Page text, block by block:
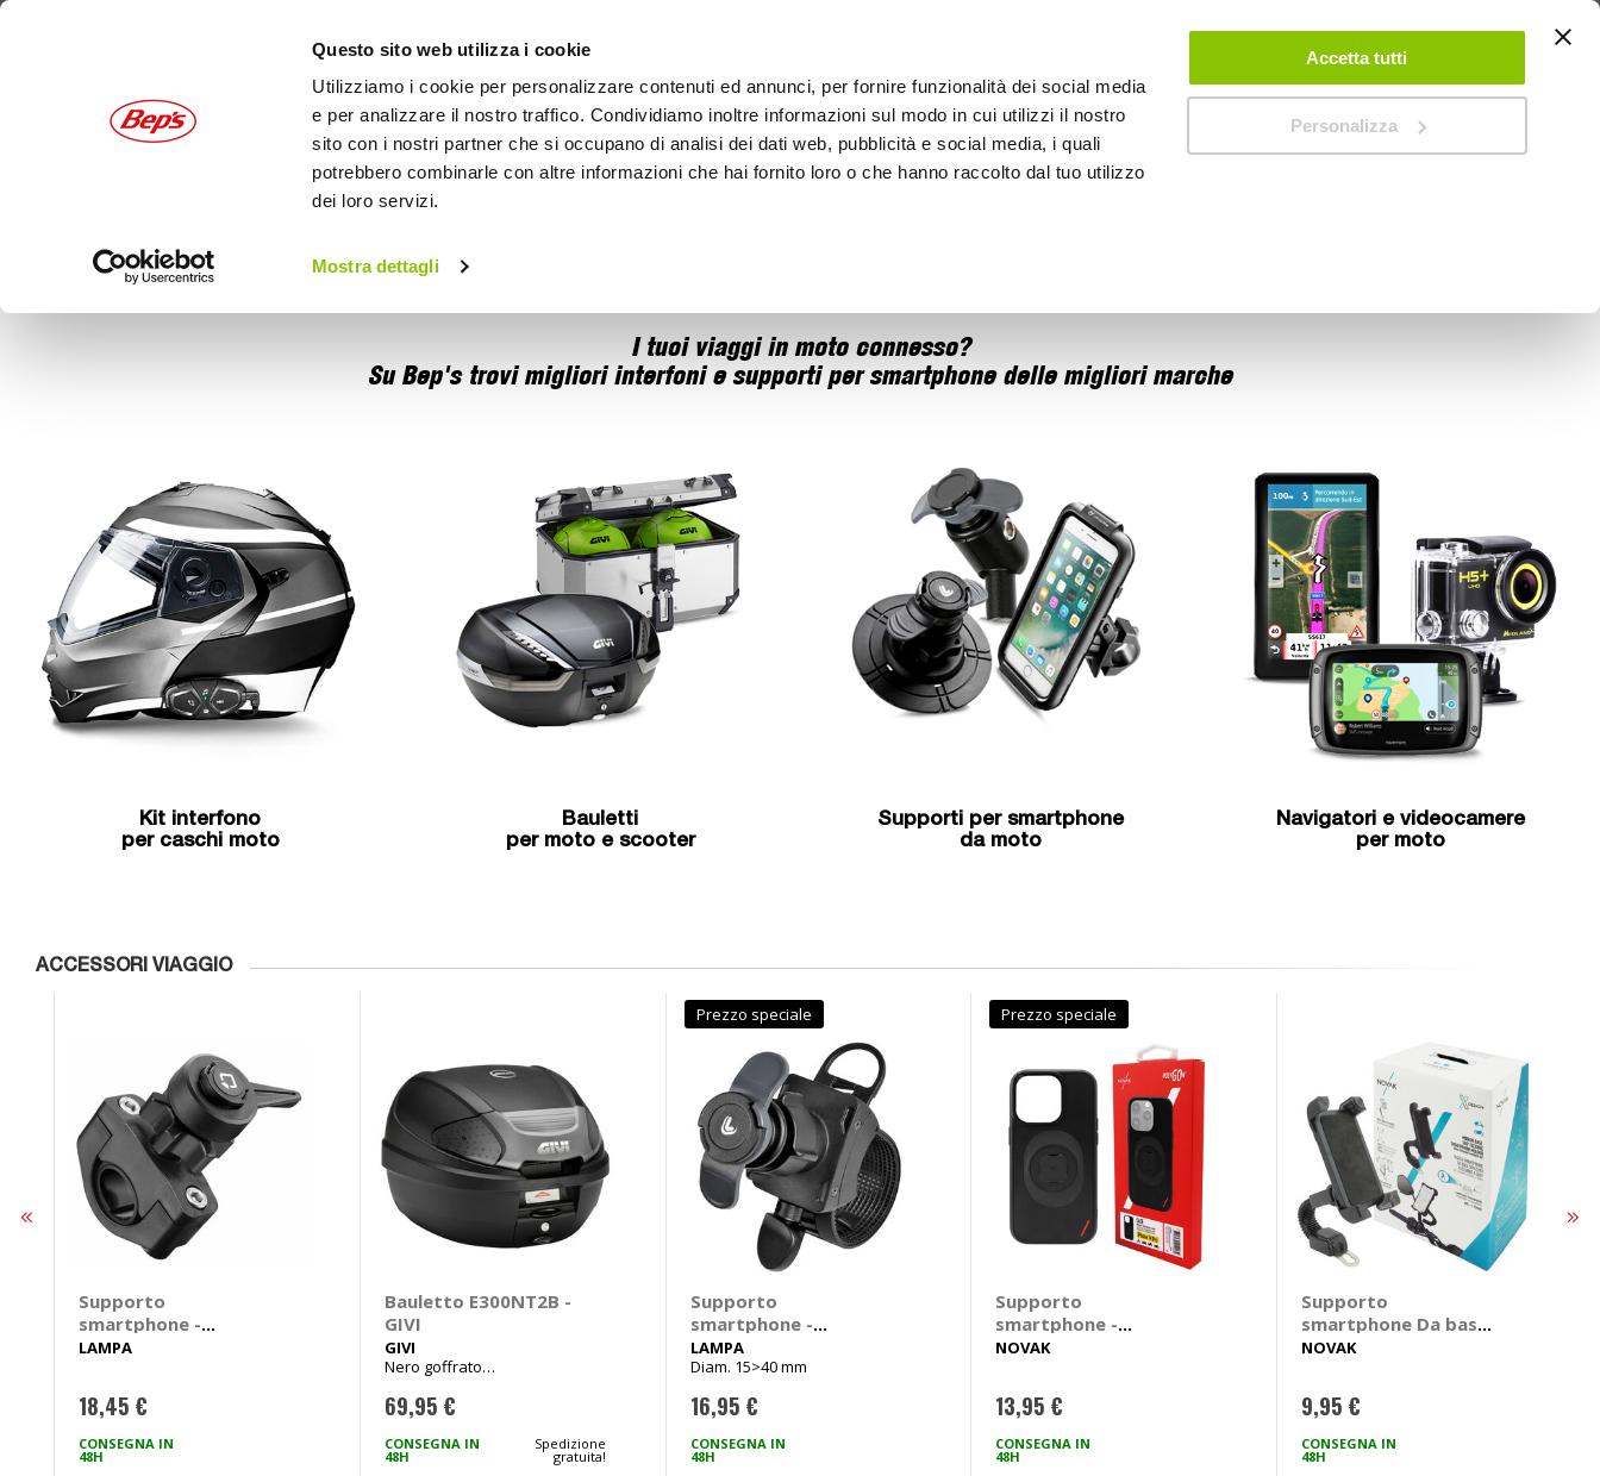
Questo sito web utilizza i cookie
Utilizziamo i cookie per personalizzare contenuti ed annunci, per fornire funzionalità dei social media
e per analizzare il nostro traffico. Condividiamo inoltre informazioni sul modo in cui utilizzi il nostro
sito con i nostri partner che si occupano di analisi dei dati web, pubblicità e social media, i quali
potrebbero combinarle con altre informazioni che hai fornito loro o che hanno raccolto dal tuo utilizzo
dei loro servizi.
Mostra dettagli
Accetta tutti
Personalizza
CONTATTACI NEGOZI IL MIO NEGOZIO
I tuoi viaggi in moto connesso?
Su Bep's trovi migliori interfoni e supporti per smartphone delle migliori marche
Kit interfono
per caschi moto
Bauletti
per moto e scooter
Supporti per smartphone
da moto
Navigatori e videocamere
per moto
ACCESSORI VIAGGIO
Supporto
smartphone -
Accessori Attacco
LAMPA
LAMPA
18,45 €
CONSEGNA IN
48H
Bauletto E300NT2B -
GIVI
GIVI
Nero goffrato
69,95 €
CONSEGNA IN
48H
Spedizione
gratuita!
Prezzo speciale
Supporto
smartphone -
Accessori Attcco
Opti Belt - LAMPA
LAMPA
Diam. 15>40 mm
16,95 €
CONSEGNA IN
48H
Prezzo speciale
Supporto
smartphone -
Accessori Polygon
Pro - NOVAK
NOVAK
13,95 €
CONSEGNA IN
48H
Supporto
smartphone Da base
specchio - NOVAK
NOVAK
9,95 €
CONSEGNA IN
48H